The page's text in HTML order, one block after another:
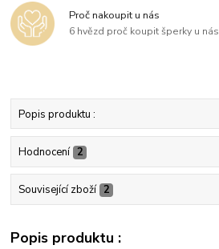
Proč nakoupit u nás
6 hvězd proč koupit šperky u nás
Popis produktu :
Hodnocení 2
Související zboží 2
Popis produktu :